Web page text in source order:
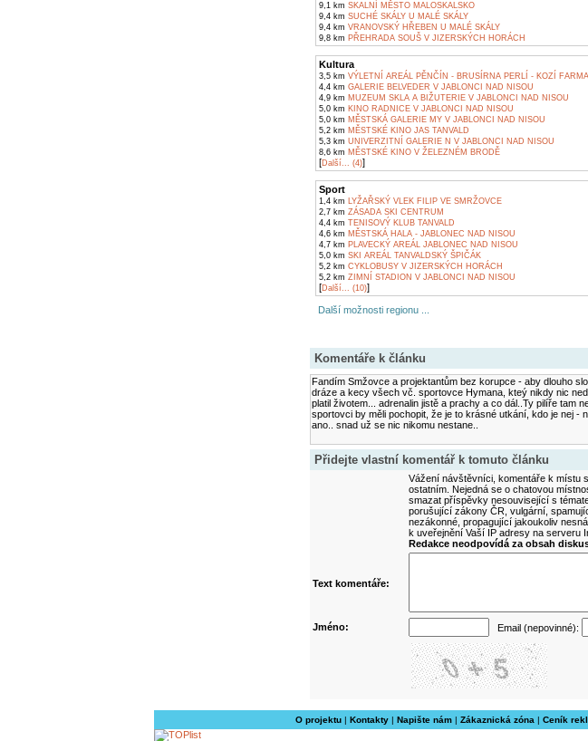
9,1 km SKALNÍ MĚSTO MALOSKALSKO
9,4 km SUCHÉ SKÁLY U MALÉ SKÁLY
9,4 km VRANOVSKÝ HŘEBEN U MALÉ SKÁLY
9,8 km PŘEHRADA SOUŠ V JIZERSKÝCH HORÁCH
Kultura
3,5 km VÝLETNÍ AREÁL PĚNČÍN - BRUSÍRNA PERLÍ - KOZÍ FARMA
4,4 km GALERIE BELVEDER V JABLONCI NAD NISOU
4,9 km MUZEUM SKLA A BIŽUTERIE V JABLONCI NAD NISOU
5,0 km KINO RADNICE V JABLONCI NAD NISOU
5,0 km MĚSTSKÁ GALERIE MY V JABLONCI NAD NISOU
5,2 km MĚSTSKÉ KINO JAS TANVALD
5,3 km UNIVERZITNÍ GALERIE N V JABLONCI NAD NISOU
8,6 km MĚSTSKÉ KINO V ŽELEZNÉM BRODĚ
[Další... (4)]
Sport
1,4 km LYŽAŘSKÝ VLEK FILIP VE SMRŽOVCE
2,7 km ZÁSADA SKI CENTRUM
4,4 km TENISOVÝ KLUB TANVALD
4,6 km MĚSTSKÁ HALA - JABLONEC NAD NISOU
4,7 km PLAVECKÝ AREÁL JABLONEC NAD NISOU
5,0 km SKI AREÁL TANVALDSKÝ ŠPIČÁK
5,2 km CYKLOBUSY V JIZERSKÝCH HORÁCH
5,2 km ZIMNÍ STADION V JABLONCI NAD NISOU
[Další... (10)]
Další možnosti regionu ...
Komentáře k článku
Fandím Smžovce a projektantům bez korupce - aby dlouho
dráze a kecy všech vč. sportovce Hymana, kteý nikdy nic
platil životem... adrenalin jistě a prachy a co dál..Ty pilíře tam
sportovci by měli pochopit, že je to krásné utkání, kdo je nej -
ano.. snad už se nic nikomu nestane..
Přidejte vlastní komentář k tomuto článku
Vážení návštěvníci, komentáře k místu
ostatním. Nejedná se o chatovou
smazat příspěvky nesouvisející s
porušující zákony ČR, vulgární,
nezákonné, propagující jakoukoliv
k uveřejnění Vaší IP adresy na serveru
Redakce neodpovídá za obsah
Text komentáře:
Jméno: Email (nepovinné):
O projektu | Kontakty | Napište nám | Zákaznická zóna | Ceník